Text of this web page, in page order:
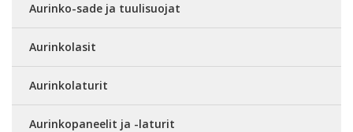
Aurinko-sade ja tuulisuojat
Aurinkolasit
Aurinkolaturit
Aurinkopaneelit ja -laturit